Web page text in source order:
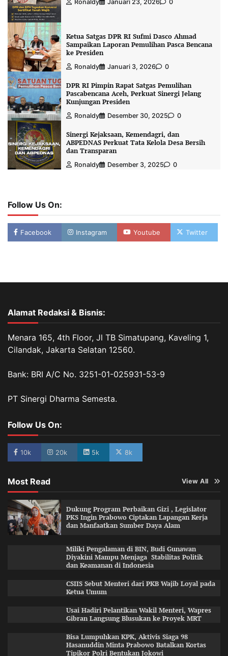
Ronaldy Januari 23, 2026 0
Ketua Satgas DPR RI Sufmi Dasco Ahmad
Sampaikan Laporan Pemulihan Pasca Bencana
ke Presiden
Ronaldy Januari 3, 2026 0
DPR RI Pimpin Rapat Satgas Pemulihan
Pascabencana Aceh, Perkuat Sinergi Jelang
Kunjungan Presiden
Ronaldy Desember 30, 2025 0
Sinergi Kejaksaan, Kemendagri, dan
ABPEDNAS Perkuat Tata Kelola Desa Bersih
dan Transparan
Ronaldy Desember 3, 2025 0
Follow Us On:
Facebook Instagram Youtube Twitter
Alamat Redaksi & Bisnis:
Menara 165, 4th Floor, Jl TB Simatupang, Kaveling 1,
Cilandak, Jakarta Selatan 12560.
Bank: BRI A/C No. 3251-01-025931-53-9
PT Sinergi Dharma Semesta.
Follow Us On:
10k 20k 5k 8k
Most Read View All
Dukung Program Perbaikan Gizi , Legislator
PKS Ingin Prabowo Ciptakan Lapangan Kerja
dan Manfaatkan Sumber Daya Alam
Miliki Pengalaman di BIN, Budi Gunawan
Diyakini Mampu Menjaga Stabilitas Politik
dan Keamanan di Indonesia
CSIIS Sebut Menteri dari PKB Wajib Loyal pada
Ketua Umum
Usai Hadiri Pelantikan Wakil Menteri, Wapres
Gibran Langsung Blusukan ke Proyek MRT
Bisa Lumpuhkan KPK, Aktivis Siaga 98
Hasanuddin Minta Prabowo Batalkan Kortas
Tipikor Polri Bentukan Jokowi